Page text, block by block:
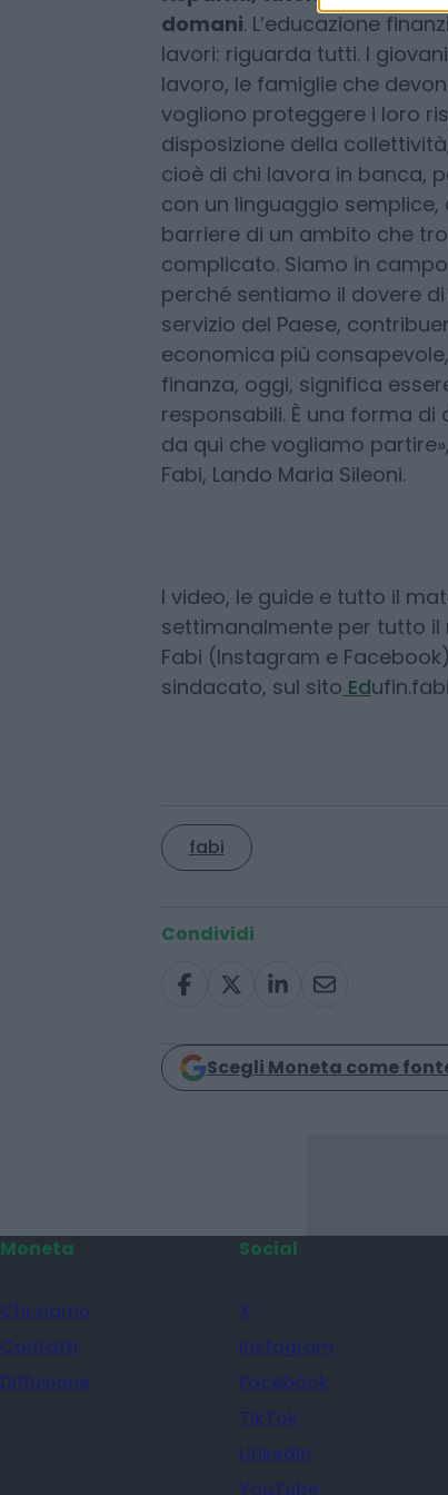
vera libertà dei cittadini
solo chi capisce come
risparmi, tutelare la
domani. L’educazione
lavori: riguarda tutti. I
lavoro, le famiglie che
vogliono proteggere i loro
disposizione della
cioè di chi lavora in banca,
con un linguaggio
barriere di un ambito che
complicato. Siamo in
perché sentiamo il dovere
servizio del Paese,
economica più
finanza, oggi, significa
I video, le guide e tutto il
Fabi (Instagram e
fabi
Moneta Social
X
Instagram
Facebook